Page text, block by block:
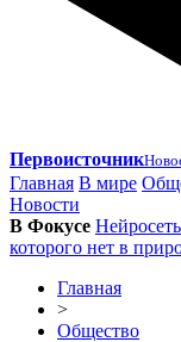
Первоисточник
Главная В мире
Новости
В Фокусе
которого нет в
Главная
>
Общество